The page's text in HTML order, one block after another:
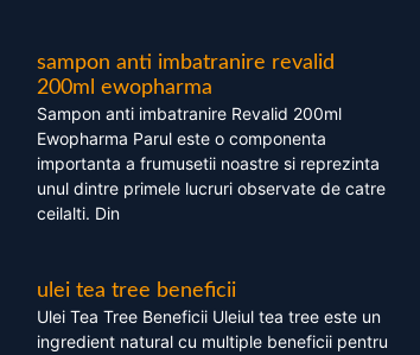
sampon anti imbatranire revalid
200ml ewopharma
Sampon anti imbatranire Revalid 200ml
Ewopharma Parul este o componenta
importanta a frumusetii noastre si reprezinta
unul dintre primele lucruri observate de catre
ceilalti. Din
ulei tea tree beneficii
Ulei Tea Tree Beneficii Uleiul tea tree este un
ingredient natural cu multiple beneficii pentru